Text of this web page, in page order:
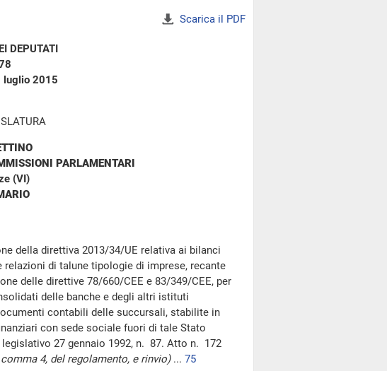
Scarica il PDF
DEPUTATI
luglio 2015
PARLAMENTARI
(VI)
della direttiva 2013/34/UE relativa ai bilanci
di talune tipologie di imprese, recante
delle direttive 78/660/CEE e 83/349/CEE, per
delle banche e degli altri istituti
contabili delle succursali, stabilite in
con sede sociale fuori di tale Stato
27 gennaio 1992, n. 87. Atto n. 172
4, del regolamento, e rinvio)... 75